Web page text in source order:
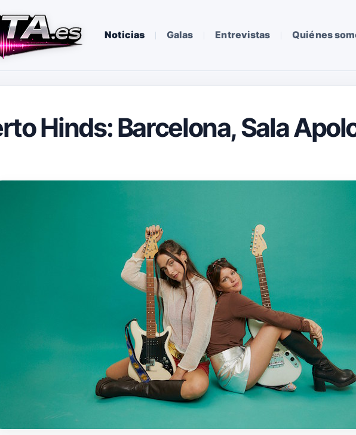
Noticias Galas Entrevistas Quiénes
Hinds: Barcelona, Sala